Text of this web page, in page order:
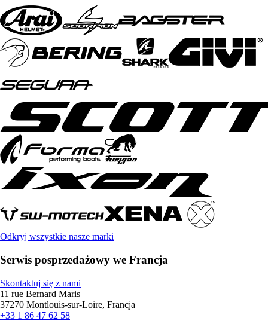
Odkryj wszystkie nasze marki
Serwis posprzedażowy we Francja
Skontaktuj się z nami
11 rue Bernard Maris
37270 Montlouis-sur-Loire, Francja
+33 1 86 47 62 58